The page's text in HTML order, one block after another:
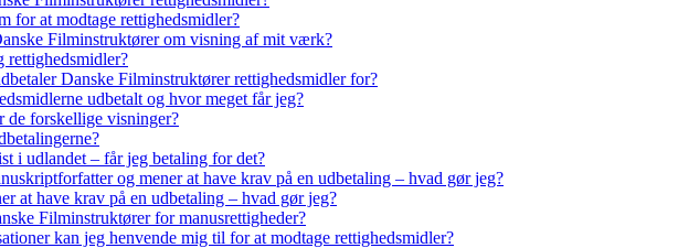
for at modtage rettighedsmidler?
Filminstruktører om visning af mit værk?
rettighedsmidler?
Danske Filminstruktører rettighedsmidler for?
udbetalt og hvor meget får jeg?
forskellige visninger?
i udlandet – får jeg betaling for det?
og mener at have krav på en udbetaling – hvad gør jeg?
at have krav på en udbetaling – hvad gør jeg?
Filminstruktører for manusrettigheder?
kan jeg henvende mig til for at modtage rettighedsmidler?